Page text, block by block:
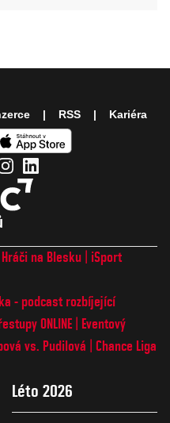
Hráči na Blesku
iSport
- podcast rozbíjející
ONLINE
Eventový
vs. Pudilová
Chance Liga
Léto 2026
RSS Kariéra